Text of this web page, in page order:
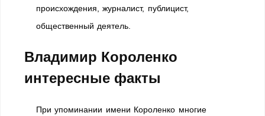
происхождения, журналист, публицист,
общественный деятель.
Владимир Короленко
интересные факты
При упоминании имени Короленко многие